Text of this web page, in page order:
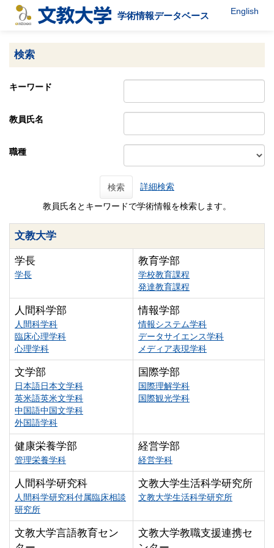
学術情報データベース English
検索
キーワード
教員氏名
職種
検索 詳細検索
教員氏名とキーワードで学術情報を検索します。
文教大学
学長
学長
教育学部
学校教育課程
発達教育課程
人間科学部
人間科学科
臨床心理学科
心理学科
情報学部
情報システム学科
データサイエンス学科
メディア表現学科
文学部
日本語日本文学科
英米語英米文学科
中国語中国文学科
外国語学科
国際学部
国際理解学科
国際観光学科
健康栄養学部
管理栄養学科
経営学部
経営学科
人間科学研究科
人間科学研究科付属臨床相談
研究所
文教大学生活科学研究所
文教大学生活科学研究所
文教大学言語教育セン
文教大学教職支援連携セ